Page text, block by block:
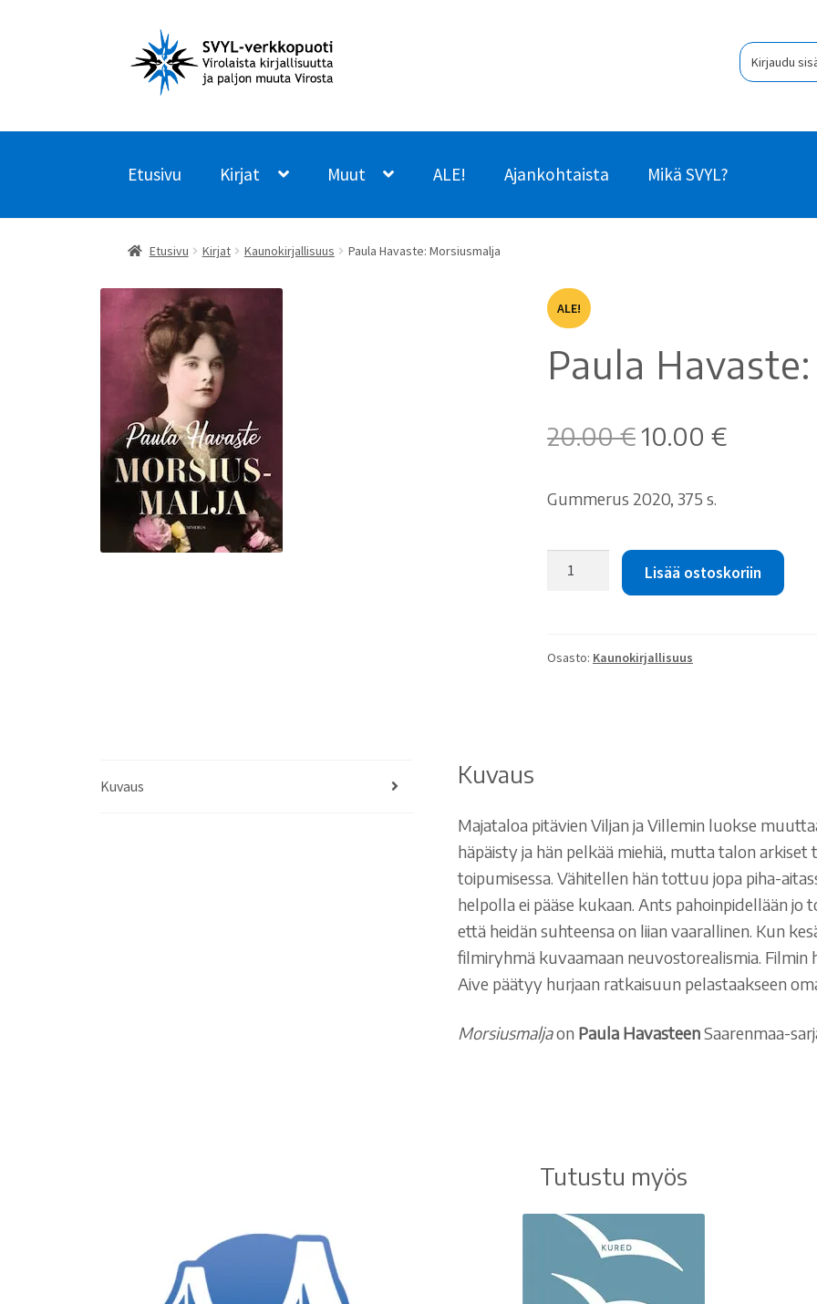
Siirry
navigointiin
Siirry
sisältöön
Kirjaudu
Etusivu Kirjat Muut ALE! Ajankohtaista Mikä SVYL?
Etusivu Kirjat Kaunokirjallisuus Paula Havaste: Morsiusmalja
ALE!
Paula
20.00€ Alkuperäinen
oli:
10.00 €Nykyinen
Gummerus 2020, 375 s.
Lisää ostoskoriin
Osasto: Kaunokirjallisuus
Kuvaus Kuvaus
Majataloa pitävien Viljan ja Villemin luokse
häpäisty ja hän pelkää miehiä, mutta talon
toipumisessa. Vähitellen hän tottuu jopa piha-
helpolla ei pääse kukaan. Ants pahoinpidellään jo
että heidän suhteensa on liian vaarallinen. Kun
filmiryhmä kuvaamaan neuvostorealismia. Filmin
Aive päätyy hurjaan ratkaisuun pelastaakseen
Morsiusmaljaon Paula HavasteenSaarenmaa-
Tutustu myös